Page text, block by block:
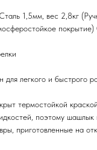
1,5мм, вес 2,8кг
легкого и быстрого
термостойкой
поэтому шашлык
приготовленные на